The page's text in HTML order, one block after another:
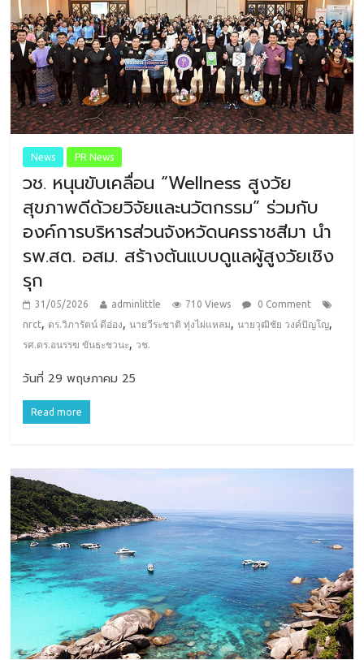
News PR News
วช. หนุนขับเคลื่อน “Wellness สูงวัย
สุขภาพดีด้วยวิจัยและนวัตกรรม” ร่วมกับ
องค์การบริหารส่วนจังหวัดนครราชสีมา นำ
รพ.สต. อสม. สร้างต้นแบบดูแลผู้สูงวัยเชิง
รุก
31/05/2026 adminlittle 710 Views
0 Comment
nrct, ดร.วิภารัตน์ ดีอ่อง,นายวีระชาติ ทุ่งไผ่แหลม,นายวุฒิชัย วงค์ปัญโญ,
รศ.ดร.อนรรฆ ขันธะชวนะ, วช.
วันที่ 29 พฤษภาคม 25
Read more